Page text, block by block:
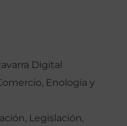
Digital
Enología y
Legislación,